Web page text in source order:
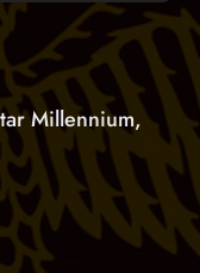
Millennium,